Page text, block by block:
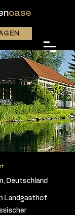
oase
Deutschland
Landgasthof